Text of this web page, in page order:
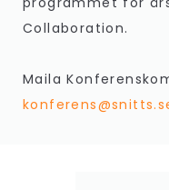
Collaboration.
Maila